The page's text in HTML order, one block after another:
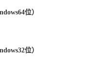
位）
位）